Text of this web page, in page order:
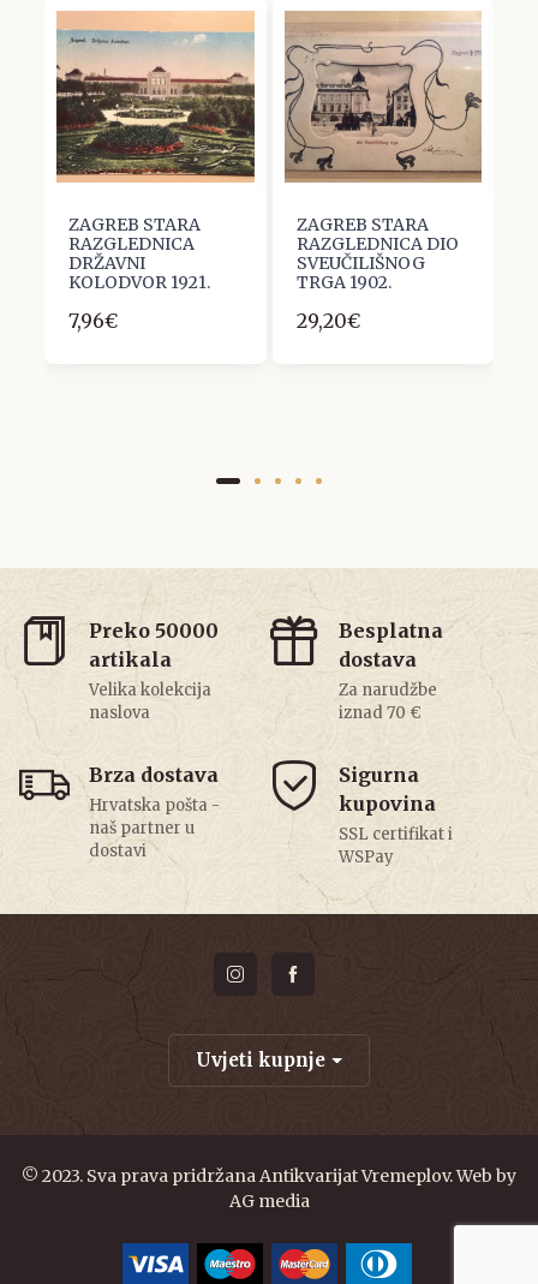
ZAGREB STARA
RAZGLEDNICA
DRŽAVNI
KOLODVOR 1921.
7,96€
ZAGREB STARA
RAZGLEDNICA DIO
SVEUČILIŠNOG
TRGA 1902.
29,20€
Preko 50000
artikala
Velika kolekcija
naslova
Besplatna
dostava
Za narudžbe
iznad 70 €
Brza dostava
Hrvatska pošta -
naš partner u
dostavi
Sigurna
kupovina
SSL certifikat i
WSPay
Uvjeti kupnje
© 2023. Sva prava pridržana Antikvarijat Vremeplov. Web by
AG media